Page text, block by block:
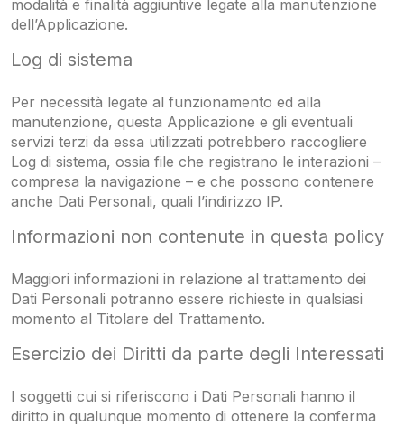
modalità e finalità aggiuntive legate alla manutenzione
dell’Applicazione.
Log di sistema
Per necessità legate al funzionamento ed alla
manutenzione, questa Applicazione e gli eventuali
servizi terzi da essa utilizzati potrebbero raccogliere
Log di sistema, ossia file che registrano le interazioni –
compresa la navigazione – e che possono contenere
anche Dati Personali, quali l’indirizzo IP.
Informazioni non contenute in questa policy
Maggiori informazioni in relazione al trattamento dei
Dati Personali potranno essere richieste in qualsiasi
momento al Titolare del Trattamento.
Esercizio dei Diritti da parte degli Interessati
I soggetti cui si riferiscono i Dati Personali hanno il
diritto in qualunque momento di ottenere la conferma